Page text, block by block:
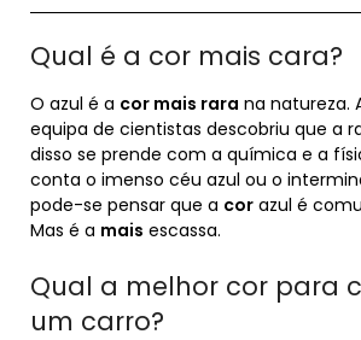
Qual é a cor mais cara?
O azul é a cor mais rara na natureza.
equipa de cientistas descobriu que a
disso se prende com a química e a
conta o imenso céu azul ou o
pode-se pensar que a cor azul é
Mas é a mais escassa.
Qual a melhor cor para
um carro?